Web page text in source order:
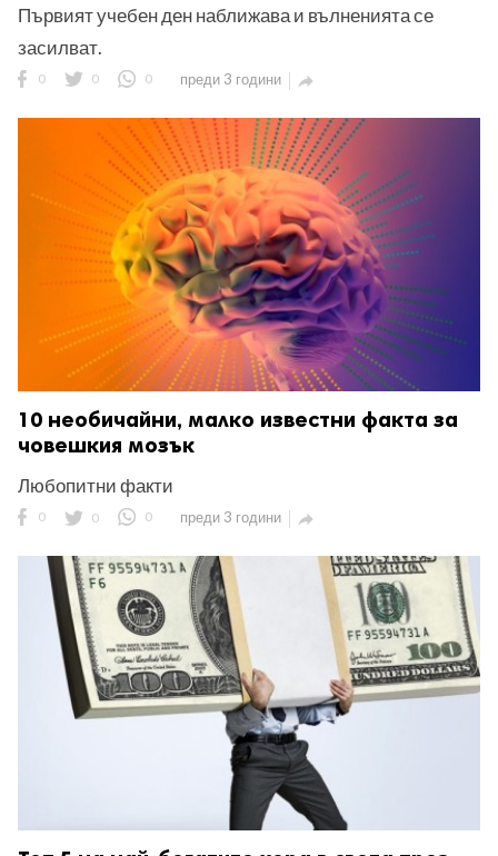
Първият учебен ден наближава и вълненията се
засилват.
0 0 0 преди 3 години 
10 необичайни, малко известни факта за
човешкия мозък
Любопитни факти
0 0 0 преди 3 години 